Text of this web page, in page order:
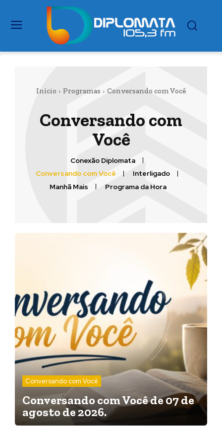
Início Programas Conversando com Você
Conversando com
Você
Conexão Diplomata
Conversando com Você
Interligado
Manhã Mais
Programa da Hora
Conversando com Você
Conversando com Você de 07 de
agosto de 2026.